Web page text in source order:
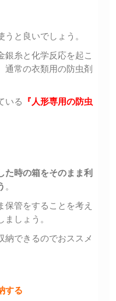
と良いでしょう。
銀糸と化学反応を起こ
通常の衣類用の防虫剤
いる
『人形専用の防虫
た時の箱をそのまま利
。
管をすることを考え
しょう。
納できるのでおススメ
する